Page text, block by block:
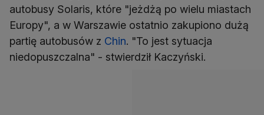
autobusy Solaris, które "jeżdżą po wielu miastach
Europy", a w Warszawie ostatnio zakupiono dużą
partię autobusów z Chin. "To jest sytuacja
niedopuszczalna" - stwierdził Kaczyński.